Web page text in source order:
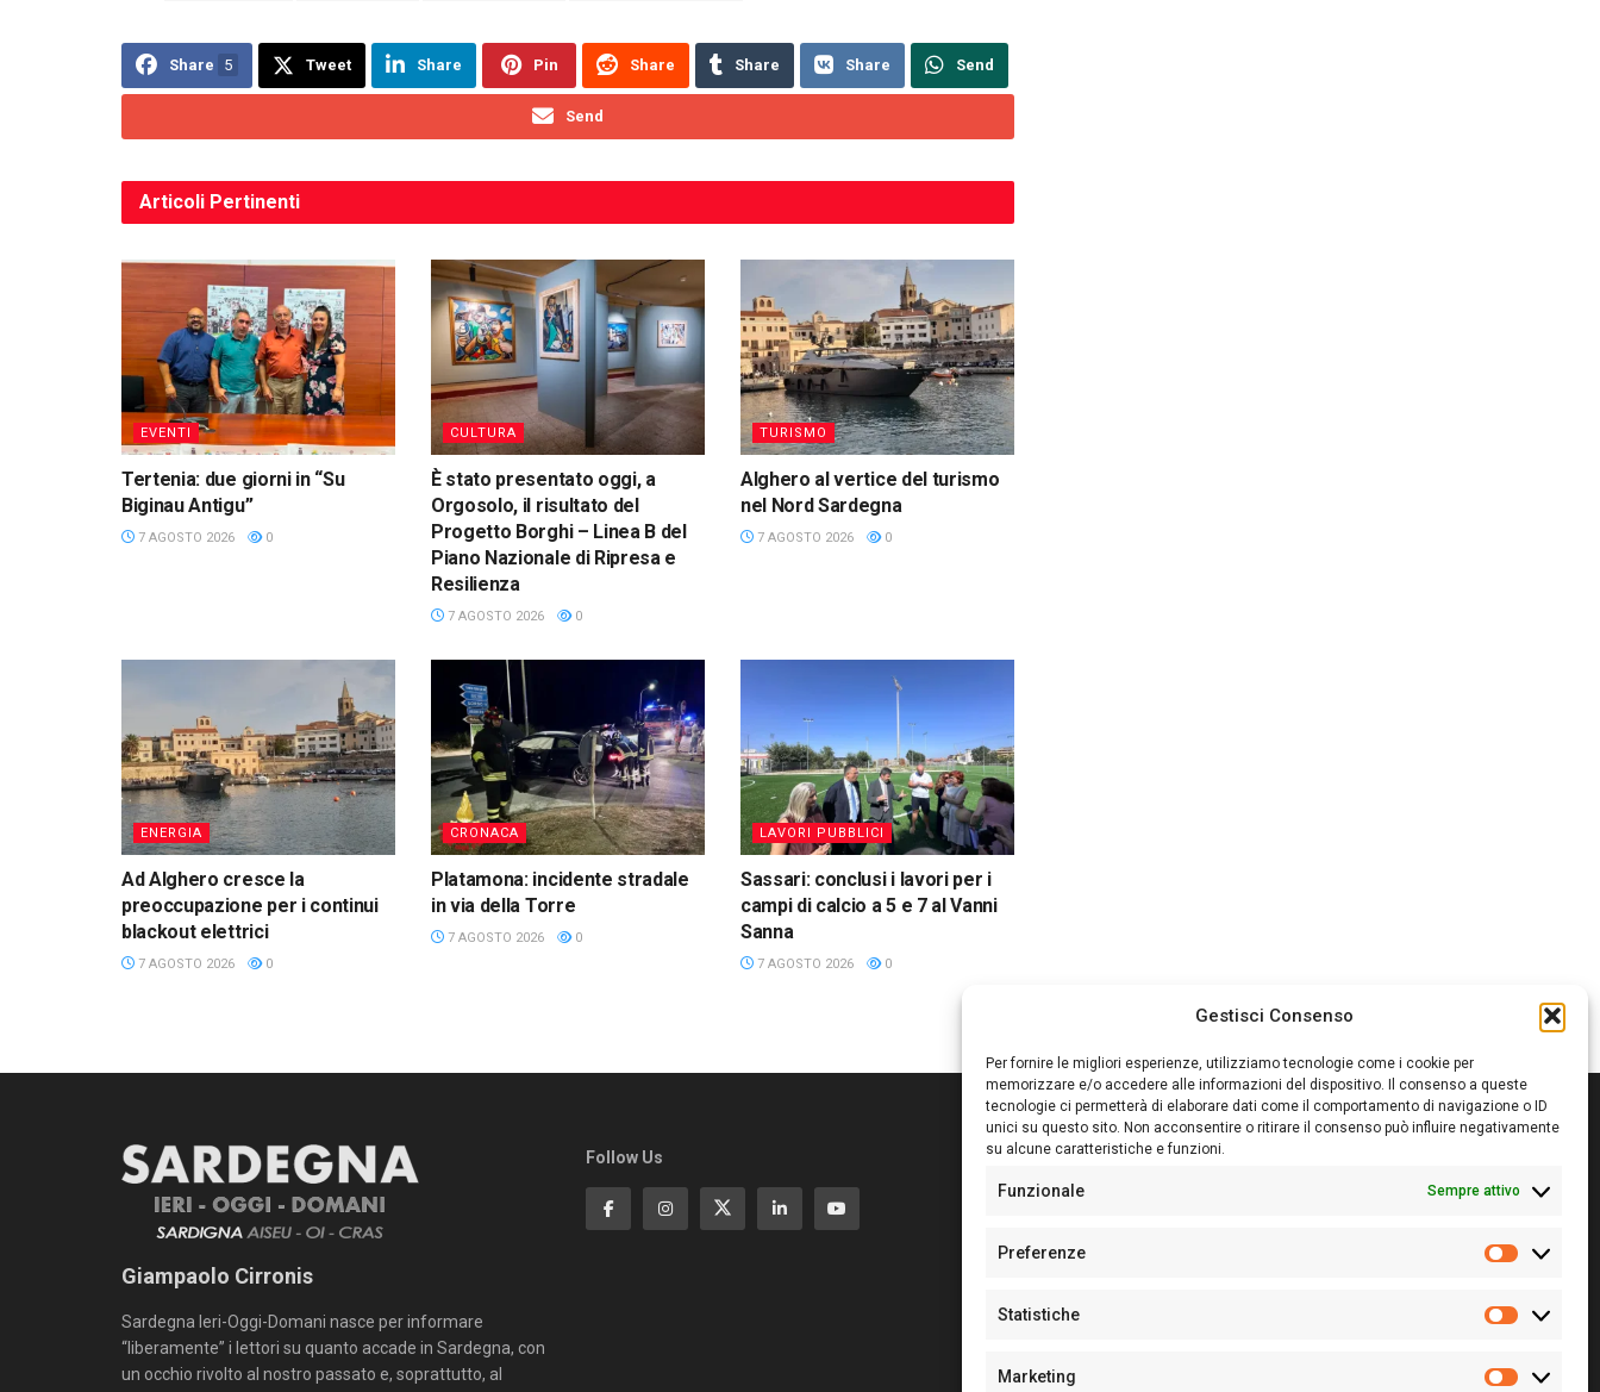
Gestisci Consenso
Per fornire le migliori esperienze, utilizziamo tecnologie come i cookie per
memorizzare e/o accedere alle informazioni del dispositivo. Il consenso a queste
tecnologie ci permetterà di elaborare dati come il comportamento di navigazione o ID
unici su questo sito. Non acconsentire o ritirare il consenso può influire negativamente
su alcune caratteristiche e funzioni.
Funzionale Sempre attivo
Preferenze
Statistiche
Statistiche
Marketing
Share 5 Tweet Share Pin Share Share Share Send
Send
Articoli Pertinenti
EVENTI
Tertenia: due giorni in “Su
Biginau Antigu”
7 AGOSTO 2026 0
CULTURA
È stato presentato oggi, a
Orgosolo, il risultato del
Progetto Borghi – Linea B del
Piano Nazionale di Ripresa e
Resilienza
7 AGOSTO 2026 0
TURISMO
Alghero al vertice del turismo
nel Nord Sardegna
7 AGOSTO 2026 0
ENERGIA
Ad Alghero cresce la
preoccupazione per i continui
blackout elettrici
7 AGOSTO 2026 0
CRONACA
Platamona: incidente stradale
in via della Torre
7 AGOSTO 2026 0
LAVORI PUBBLICI
Sassari: conclusi i lavori per i
campi di calcio a 5 e 7 al Vanni
Sanna
7 AGOSTO 2026 0
Giampaolo Cirronis
Sardegna Ieri-Oggi-Domani nasce per informare
“liberamente” i lettori su quanto accade in Sardegna, con
un occhio rivolto al nostro passato e, soprattutto, al
Follow Us Editore:Giampaolo Cirronis Ditta individuale
Sede:
N° di iscrizione al ROC:
N° 128/2020 del 10/02/2020
Per la Pubblicità: